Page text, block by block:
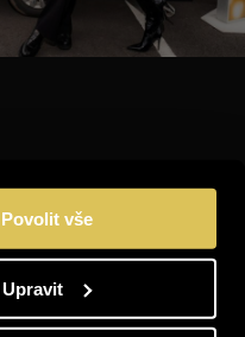
Povolit vše
Upravit